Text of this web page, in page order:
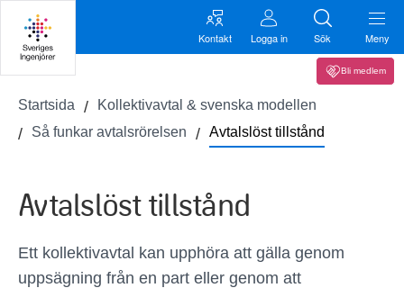
Kontakt Logga in Sök Meny
Bli medlem
Startsida
Kollektivavtal & svenska modellen
Så funkar avtalsrörelsen
Avtalslöst tillstånd
Avtalslöst tillstånd
Ett kollektivavtal kan upphöra att gälla genom
uppsägning från en part eller genom att